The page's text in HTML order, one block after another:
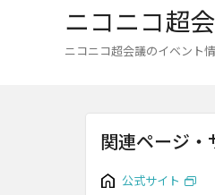
ニコニコ超
ニコニコ超会議のイベント
関連ページ・
公式サイト